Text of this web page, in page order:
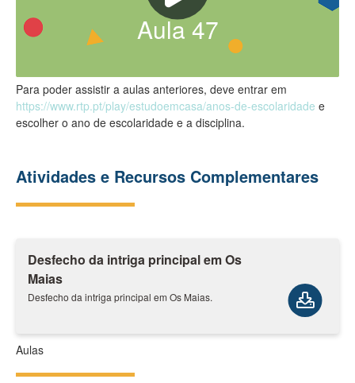
Aula47
Para poder assistir a aulas anteriores, deve entrar em
https://www.rtp.pt/play/estudoemcasa/anos-de-escolaridade e
escolher o ano de escolaridade e a disciplina.
Atividades e Recursos Complementares
Desfecho da intriga principal em Os
Maias
Desfecho da intriga principal em Os Maias.
Aulas